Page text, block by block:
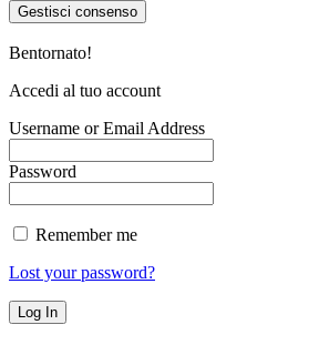
Gestisci consenso
Bentornato!
Accedi al tuo account
Username or Email Address
Password
Remember me
Lost your password?